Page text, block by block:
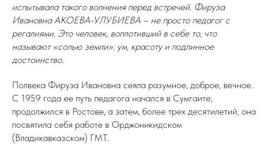
испытывала такого волнения перед встречей. Фируза
Ивановна АКОЕВА-УЛУБИЕВА – не просто педагог с
регалиями. Это человек, воплотивший в себе то, что
называют «солью земли»: ум, красоту и подлинное
достоинство.
Полвека Фируза Ивановна сеяла разумное, доброе, вечное.
С 1959 года ее путь педагога начался в Сумгаите,
продолжился в Ростове, а затем, более трех десятилетий, она
посвятила себя работе в Орджоникидском
(Владикавказском) ГМТ.